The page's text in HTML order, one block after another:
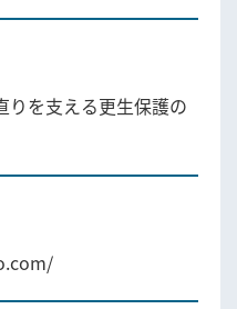
りを支える更生保護の